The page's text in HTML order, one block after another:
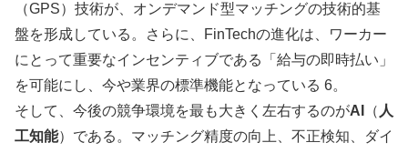
（GPS）技術が、オンデマンド型マッチングの技術的基
盤を形成している。さらに、FinTechの進化は、ワーカー
にとって重要なインセンティブである「給与の即時払い」
を可能にし、今や業界の標準機能となっている 6。
そして、今後の競争環境を最も大きく左右するのがAI （ 人
工知能）である。マッチング精度の向上、不正検知、ダイ